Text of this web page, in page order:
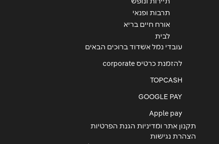
03-6702071
הנמל 9 מרינה מול אשקלון
08-9108030
תרבות ופנאי
אורח חיים בריא
לבית
עובדי נמל אשדוד ברוכים הבאים
להזמנת כרטיס corporate
TOPCASH
GOOGLE PAY
Apple pay
תקנון אתר ומדיניות הגנת הפרטיות
הצהרת נגישות